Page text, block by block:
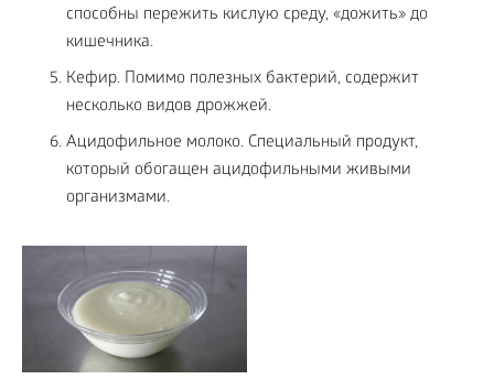
способны пережить кислую среду, «дожить» до
кишечника.
Кефир. Помимо полезных бактерий, содержит
несколько видов дрожжей.
Ацидофильное молоко. Специальный продукт,
который обогащен ацидофильными живыми
организмами.